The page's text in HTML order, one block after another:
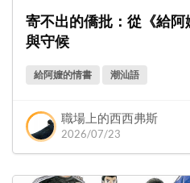
寄不出的僑批：從《給
與守候
給阿嬤的情書 潮汕語
職場上的西西弗斯
2026/07/23